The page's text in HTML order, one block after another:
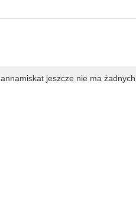
annamiskat jeszcze nie ma żadnych